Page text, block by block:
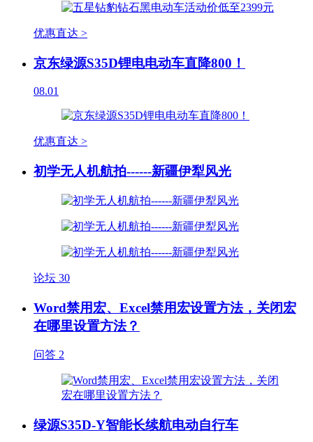
优惠直达 >
京东绿源S35D锂电电动车直降800！
08.01
优惠直达 >
初学无人机航拍------新疆伊犁风光
论坛 30
Word禁用宏、Excel禁用宏设置方法，关闭宏
在哪里设置方法？
问答 2
绿源S35D-Y智能长续航电动自行车